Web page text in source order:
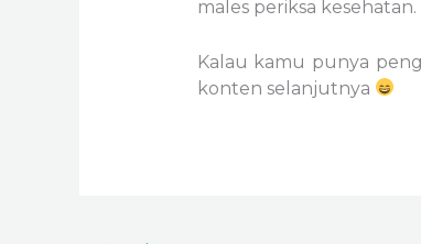
males periksa
Kalau kamu punya
konten selanjutnya